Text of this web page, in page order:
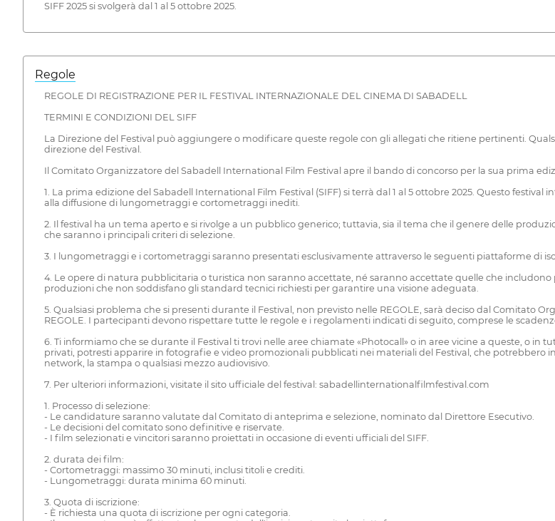
SIFF 2025 si svolgerà dal 1 al 5 ottobre 2025.
Regole
REGOLE DI REGISTRAZIONE PER IL FESTIVAL INTERNAZIONALE DEL CINEMA DI SABADELL
TERMINI E CONDIZIONI DEL SIFF
La Direzione del Festival può aggiungere o modificare queste regole con gli allegati che ritiene pertinenti.
direzione del Festival.
Il Comitato Organizzatore del Sabadell International Film Festival apre il bando di concorso per la sua prima
1. La prima edizione del Sabadell International Film Festival (SIFF) si terrà dal 1 al 5 ottobre 2025. Questo
alla diffusione di lungometraggi e cortometraggi inediti.
2. Il festival ha un tema aperto e si rivolge a un pubblico generico; tuttavia, sia il tema che il genere delle
che saranno i principali criteri di selezione.
3. I lungometraggi e i cortometraggi saranno presentati esclusivamente attraverso le seguenti piattaforme di
4. Le opere di natura pubblicitaria o turistica non saranno accettate, né saranno accettate quelle che
produzioni che non soddisfano gli standard tecnici richiesti per garantire una visione adeguata.
5. Qualsiasi problema che si presenti durante il Festival, non previsto nelle REGOLE, sarà deciso dal Comitato
REGOLE. I partecipanti devono rispettare tutte le regole e i regolamenti indicati di seguito, comprese le
6. Ti informiamo che se durante il Festival ti trovi nelle aree chiamate «Photocall» o in aree vicine a queste, o in
privati, potresti apparire in fotografie e video promozionali pubblicati nei materiali del Festival, che potrebbero
network, la stampa o qualsiasi mezzo audiovisivo.
7. Per ulteriori informazioni, visitate il sito ufficiale del festival: sabadellinternationalfilmfestival.com
1. Processo di selezione:
- Le candidature saranno valutate dal Comitato di anteprima e selezione, nominato dal Direttore Esecutivo.
- Le decisioni del comitato sono definitive e riservate.
- I film selezionati e vincitori saranno proiettati in occasione di eventi ufficiali del SIFF.
2. durata dei film:
- Cortometraggi: massimo 30 minuti, inclusi titoli e crediti.
- Lungometraggi: durata minima 60 minuti.
3. Quota di iscrizione:
- È richiesta una quota di iscrizione per ogni categoria.